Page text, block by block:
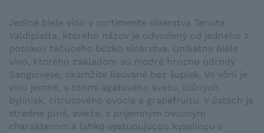
Jediné biele víno v sortimente vinárstva Tenuta
Valdipiatta, ktorého názov je odvodený od jedného z
potokov tečúceho blízko vinárstva. Unikátne biele
víno, ktorého základom sú modré hrozno odrody
Sangiovese, okamžite lisované bez šupiek. Vo vôni je
víno jemné, s tónmi agátového kvetu, lúčnych
byliniek, citrusového ovocia a grapefruitu. V ústach je
stredne plné, svieže, s príjemným ovocným
charakterom a ľahko vystupujúcou kyselinou v